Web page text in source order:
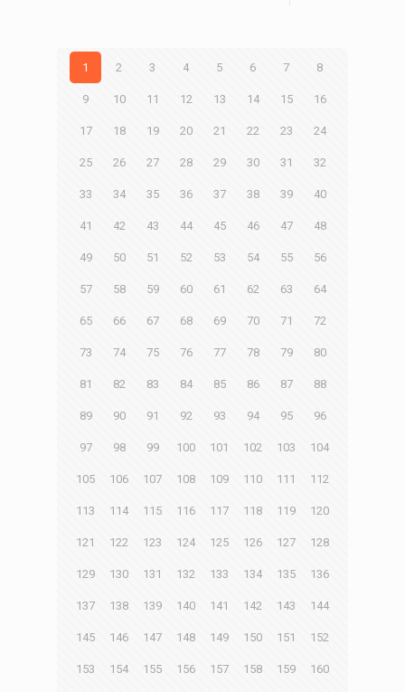
1 2 3 4 5 6 7 8
9 10 11 12 13 14 15 16
17 18 19 20 21 22 23 24
25 26 27 28 29 30 31 32
33 34 35 36 37 38 39 40
41 42 43 44 45 46 47 48
49 50 51 52 53 54 55 56
57 58 59 60 61 62 63 64
65 66 67 68 69 70 71 72
73 74 75 76 77 78 79 80
81 82 83 84 85 86 87 88
89 90 91 92 93 94 95 96
97 98 99 100 101 102 103 104
105 106 107 108 109 110 111 112
113 114 115 116 117 118 119 120
121 122 123 124 125 126 127 128
129 130 131 132 133 134 135 136
137 138 139 140 141 142 143 144
145 146 147 148 149 150 151 152
153 154 155 156 157 158 159 160